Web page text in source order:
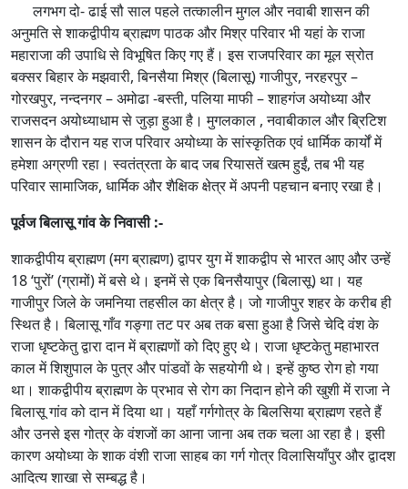
लगभग दो- ढाई सौ साल पहले तत्कालीन मुगल और नवाबी शासन की
अनुमति से शाकद्वीपीय ब्राह्मण पाठक और मिश्र परिवार भी यहां के राजा
महाराजा की उपाधि से विभूषित किए गए हैं। इस राजपरिवार का मूल स्रोत
बक्सर बिहार के मझवारी, बिनसैया मिश्र (बिलासू) गाजीपुर, नरहरपुर –
गोरखपुर, नन्दनगर – अमोढा -बस्ती, पलिया माफी – शाहगंज अयोध्या और
राजसदन अयोध्याधाम से जुड़ा हुआ है। मुगलकाल , नवाबीकाल और ब्रिटिश
शासन के दौरान यह राज परिवार अयोध्या के सांस्कृतिक एवं धार्मिक कार्यों में
हमेशा अग्रणी रहा। स्वतंत्रता के बाद जब रियासतें खत्म हुईं, तब भी यह
परिवार सामाजिक, धार्मिक और शैक्षिक क्षेत्र में अपनी पहचान बनाए रखा है।
पूर्वज बिलासू गांव के निवासी :-
शाकद्वीपीय ब्राह्मण (मग ब्राह्मण) द्वापर युग में शाकद्वीप से भारत आए और उन्हें
18 ‘पुरों’ (ग्रामों) में बसे थे। इनमें से एक बिनसैयापुर (बिलासू) था। यह
गाजीपुर जिले के जमनिया तहसील का क्षेत्र है। जो गाजीपुर शहर के करीब ही
स्थित है। बिलासू गाँव गङ्गा तट पर अब तक बसा हुआ है जिसे चेदि वंश के
राजा धृष्टकेतु द्वारा दान में ब्राह्मणों को दिए हुए थे। राजा धृष्टकेतु महाभारत
काल में शिशुपाल के पुत्र और पांडवों के सहयोगी थे। इन्हें कुष्ठ रोग हो गया
था। शाकद्वीपीय ब्राह्मण के प्रभाव से रोग का निदान होने की खुशी में राजा ने
बिलासू गांव को दान में दिया था। यहाँ गर्गगोत्र के बिलसिया ब्राह्मण रहते हैं
और उनसे इस गोत्र के वंशजों का आना जाना अब तक चला आ रहा है। इसी
कारण अयोध्या के शाक वंशी राजा साहब का गर्ग गोत्र विलासियाँपुर और द्वादश
आदित्य शाखा से सम्बद्ध है।